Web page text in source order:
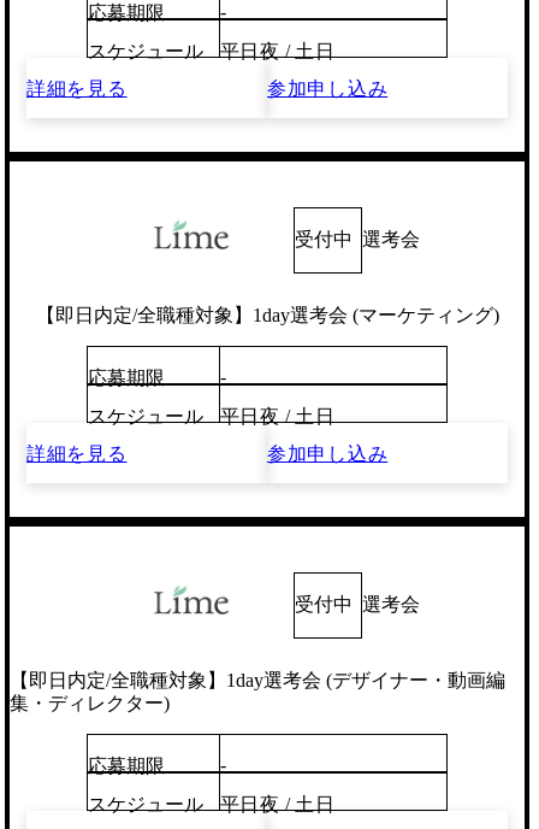
応募期限
-
スケジュール
平日夜 / 土日
詳細を見る
参加申し込み
受付中 選考会
【即日内定/全職種対象】1day選考会 (マーケティング)
応募期限
-
スケジュール
平日夜 / 土日
詳細を見る
参加申し込み
受付中 選考会
【即日内定/全職種対象】1day選考会 (デザイナー・動画編
集・ディレクター)
応募期限
-
スケジュール
平日夜 / 土日